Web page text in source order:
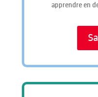
apprendre en